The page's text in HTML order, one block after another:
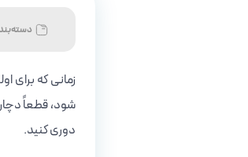
زمانی که برای
شود، قطعاً
دوری کنید.